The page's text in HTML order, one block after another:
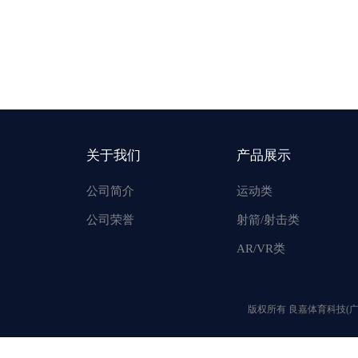
关于我们
公司简介
公司荣誉
产品展示
运动类
射箭/射击类
AR/VR类
版权所有 良嘉体育科技(